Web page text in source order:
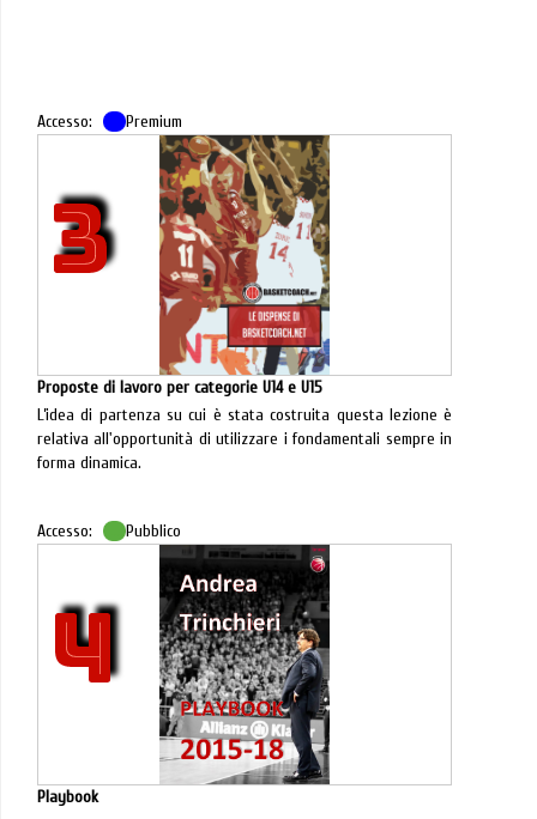
3
Accesso: Premium
Proposte di lavoro per categorie U14 e U15
L’idea di partenza su cui è stata costruita questa lezione è
relativa all'opportunità di utilizzare i fondamentali sempre in
forma dinamica.
4
Accesso: Pubblico
Playbook